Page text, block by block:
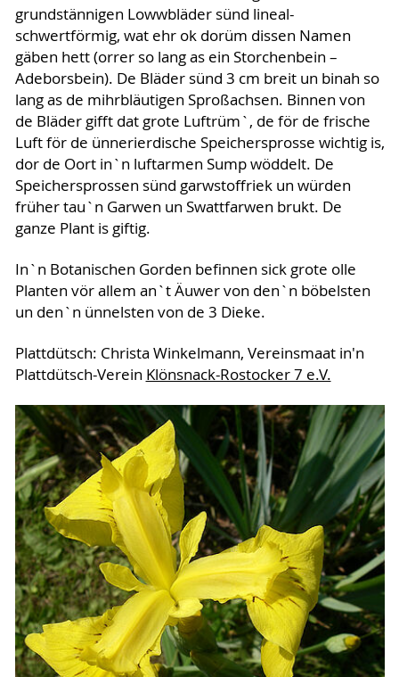
grundstännigen Lowwbläder sünd lineal-
schwertförmig, wat ehr ok dorüm dissen Namen
gäben hett (orrer so lang as ein Storchenbein –
Adeborsbein). De Bläder sünd 3 cm breit un binah so
lang as de mihrbläutigen Sproßachsen. Binnen von
de Bläder gifft dat grote Luftrüm`, de för de frische
Luft för de ünnerierdische Speichersprosse wichtig is,
dor de Oort in`n luftarmen Sump wöddelt. De
Speichersprossen sünd garwstoffriek un würden
früher tau`n Garwen un Swattfarwen brukt. De
ganze Plant is giftig.
In`n Botanischen Gorden befinnen sick grote olle
Planten vör allem an`t Äuwer von den`n böbelsten
un den`n ünnelsten von de 3 Dieke.
Plattdütsch: Christa Winkelmann, Vereinsmaat in'n
Plattdütsch-Verein Klönsnack-Rostocker 7 e.V.